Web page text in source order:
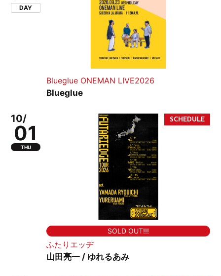
DAY
Blueglue ONEMAN LIVE2026
Blueglue
10/
01
THU
SOLD OUT!!!
ふたりエッヂ
山田亮一 / ゆれるあみ